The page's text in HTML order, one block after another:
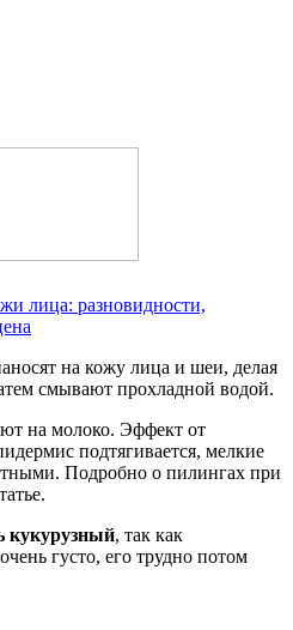
лица: разновидности,
на кожу лица и шеи, делая
смывают прохладной водой.
на молоко. Эффект от
подтягивается, мелкие
Подробно о пилингах при
кукурузный, так как
густо, его трудно потом